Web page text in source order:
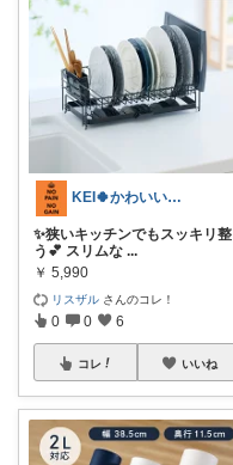
KEI🍀かわいい💕おしゃれ😊便利✨
✨狭いキッチンでもスッキリ整
う💕 スリムな ...
￥ 5,990
リスザル さんのコレ！
0 0 6
コレ いいね